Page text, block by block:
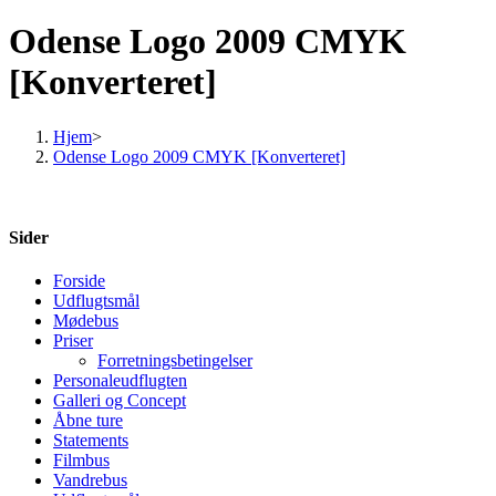
Odense Logo 2009 CMYK
[Konverteret]
Hjem>
Odense Logo 2009 CMYK [Konverteret]
Sider
Forside
Udflugtsmål
Mødebus
Priser
Forretningsbetingelser
Personaleudflugten
Galleri og Concept
Åbne ture
Statements
Filmbus
Vandrebus